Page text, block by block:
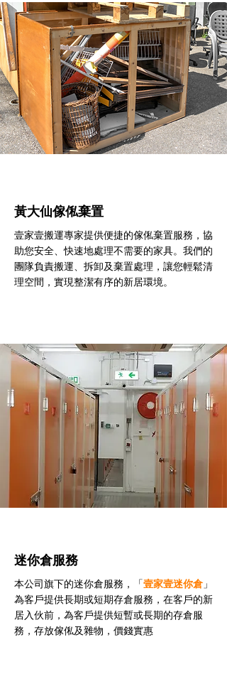
黃大仙傢俬棄置
壹家壹搬運專家提供便捷的傢俬棄置服務，協
助您安全、快速地處理不需要的家具。我們的
團隊負責搬運、拆卸及棄置處理，讓您輕鬆清
理空間，實現整潔有序的新居環境。
迷你倉服務
本公司旗下的迷你倉服務，「壹家壹迷你倉 」
為客戶提供長期或短期存倉服務，在客戶的新
居入伙前，為客戶提供短暫或長期的存倉服
務，存放傢俬及雜物，價錢實惠